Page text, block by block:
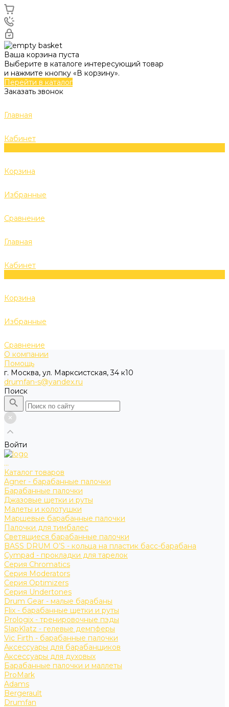
Ваша корзина пуста
Выберите в каталоге интересующий товар
и нажмите кнопку «В корзину».
Перейти в каталог
Заказать звонок
Главная
Кабинет
Корзина
Избранные
Сравнение
Главная
Кабинет
Корзина
Избранные
Сравнение
О компании
Помощь
г. Москва, ул. Марксистская, 34 к10
drumfan-s@yandex.ru
Поиск
Войти
...
Каталог товаров
Agner - барабанные палочки
Барабанные палочки
Джазовые щетки и руты
Малеты и колотушки
Маршевые барабанные палочки
Палочки для тимбалес
Светящиеся барабанные палочки
BASS DRUM O’S - кольца на пластик басс-барабана
Cympad - прокладки для тарелок
Серия Chromatics
Серия Moderators
Серия Optimizers
Серия Undertones
Drum Gear - малые барабаны
Flix - барабанные щетки и руты
Prologix - тренировочные пэды
SlapKlatz - гелевые демпферы
Vic Firth - барабанные палочки
Аксессуары для барабанщиков
Аксессуары для духовых
Барабанные палочки и маллеты
ProMark
Adams
Bergerault
Drumfan